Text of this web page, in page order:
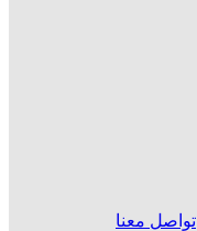
تواصل معنا